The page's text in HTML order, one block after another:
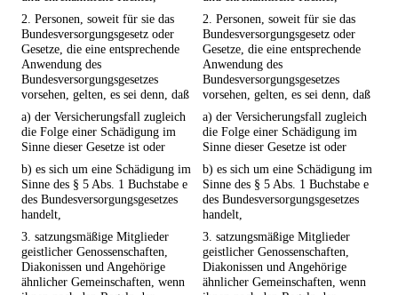
2. Personen, soweit für sie das
Bundesversorgungsgesetz oder
Gesetze, die eine entsprechende
Anwendung des
Bundesversorgungsgesetzes
vorsehen, gelten, es sei denn, daß
2. Personen, soweit für sie das
Bundesversorgungsgesetz oder
Gesetze, die eine entsprechende
Anwendung des
Bundesversorgungsgesetzes
vorsehen, gelten, es sei denn, daß
a) der Versicherungsfall zugleich
die Folge einer Schädigung im
Sinne dieser Gesetze ist oder
a) der Versicherungsfall zugleich
die Folge einer Schädigung im
Sinne dieser Gesetze ist oder
b) es sich um eine Schädigung im
Sinne des § 5 Abs. 1 Buchstabe e
des Bundesversorgungsgesetzes
handelt,
b) es sich um eine Schädigung im
Sinne des § 5 Abs. 1 Buchstabe e
des Bundesversorgungsgesetzes
handelt,
3. satzungsmäßige Mitglieder
geistlicher Genossenschaften,
Diakonissen und Angehörige
ähnlicher Gemeinschaften, wenn
3. satzungsmäßige Mitglieder
geistlicher Genossenschaften,
Diakonissen und Angehörige
ähnlicher Gemeinschaften, wenn